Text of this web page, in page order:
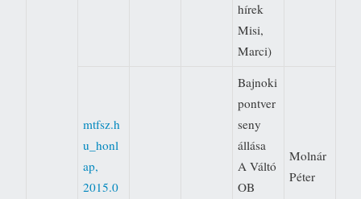
hírek 
Misi,
Marci)
mtfsz.h
u_honl
ap,
2015.0
Bajnoki
pontver
seny
állása 
A Váltó
OB
Molnár
Péter